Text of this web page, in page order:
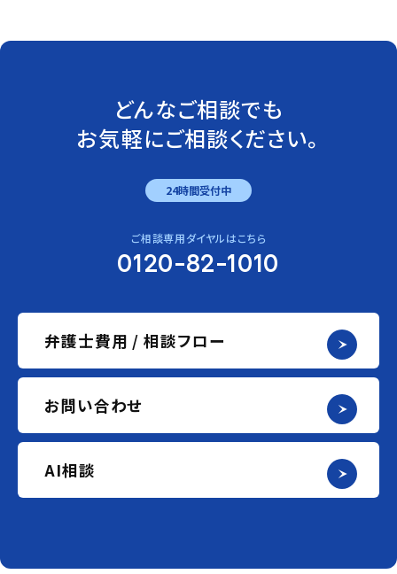
どんなご相談でも
お気軽にご相談ください。
24時間受付中
ご相談専用ダイヤルはこちら
0120-82-1010
弁護士費用 / 相談フロー
お問い合わせ
AI相談